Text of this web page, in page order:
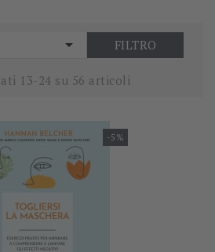
 FILTRO
13-24 su 56 articoli
-5%